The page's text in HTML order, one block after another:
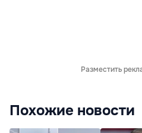
Разместить
Похожие новости